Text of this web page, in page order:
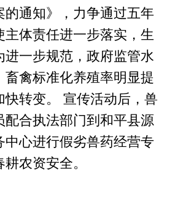
的通知》，力争通过五年
主体责任进一步落实，生
进一步规范，政府监管水
畜禽标准化养殖率明显提
快转变。 宣传活动后，兽
配合执法部门到和平县源
中心进行假劣兽药经营专
农资安全。